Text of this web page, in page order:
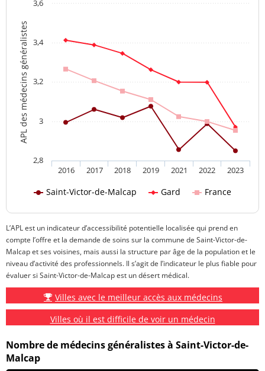
APL des médecins généralistes
Saint-Victor-de-Malcap Gard France
2016 2017 2018 2019 2021 2022 2023
2,8
3
3,2
3,4
3,6
L’APL est un indicateur d’accessibilité potentielle localisée qui prend en
compte l’offre et la demande de soins sur la commune de Saint-Victor-de-
Malcap et ses voisines, mais aussi la structure par âge de la population et le
niveau d’activité des professionnels. Il s’agit de l’indicateur le plus fiable pour
évaluer si Saint-Victor-de-Malcap est un désert médical.
Villes avec le meilleur accès aux médecins
Villes où il est difficile de voir un médecin
Nombre de médecins généralistes à Saint-Victor-de-
Malcap